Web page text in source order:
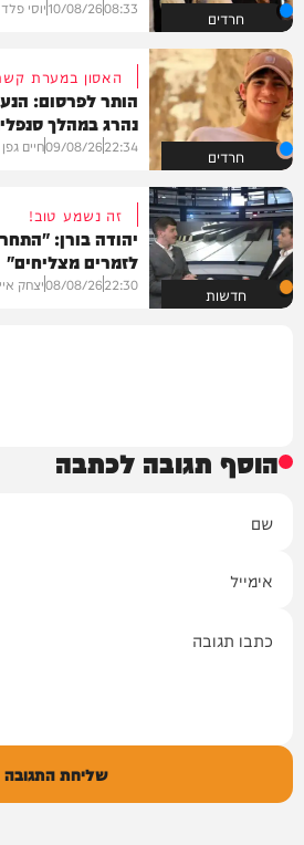
חרדים 08:33
10/08/26יוסי פלד
חרדים
האסון במערת
הותר לפרסום:
נהרג במהלך
22:34
09/08/26חיים גפן
חדשות
זה נשמע טוב!
יהודה בורן:
לזמרים מצליחים"
22:30
08/08/26יצחק
הוסף תגובה לכתבה
שליחת התגובה